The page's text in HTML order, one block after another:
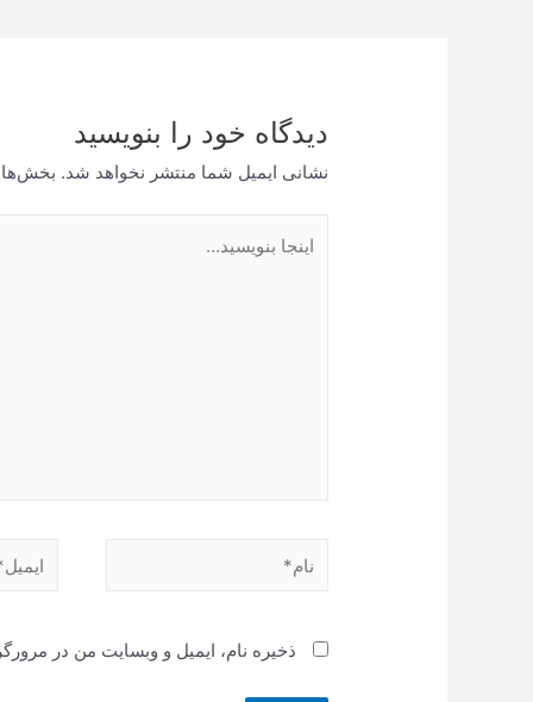
دیدگاه‌ خود را بنویسید
نشانی ایمیل شما منتشر نخواهد شد.
بنویسید…
نام* ایمیل*
ذخیره نام، ایمیل و وبسایت من در